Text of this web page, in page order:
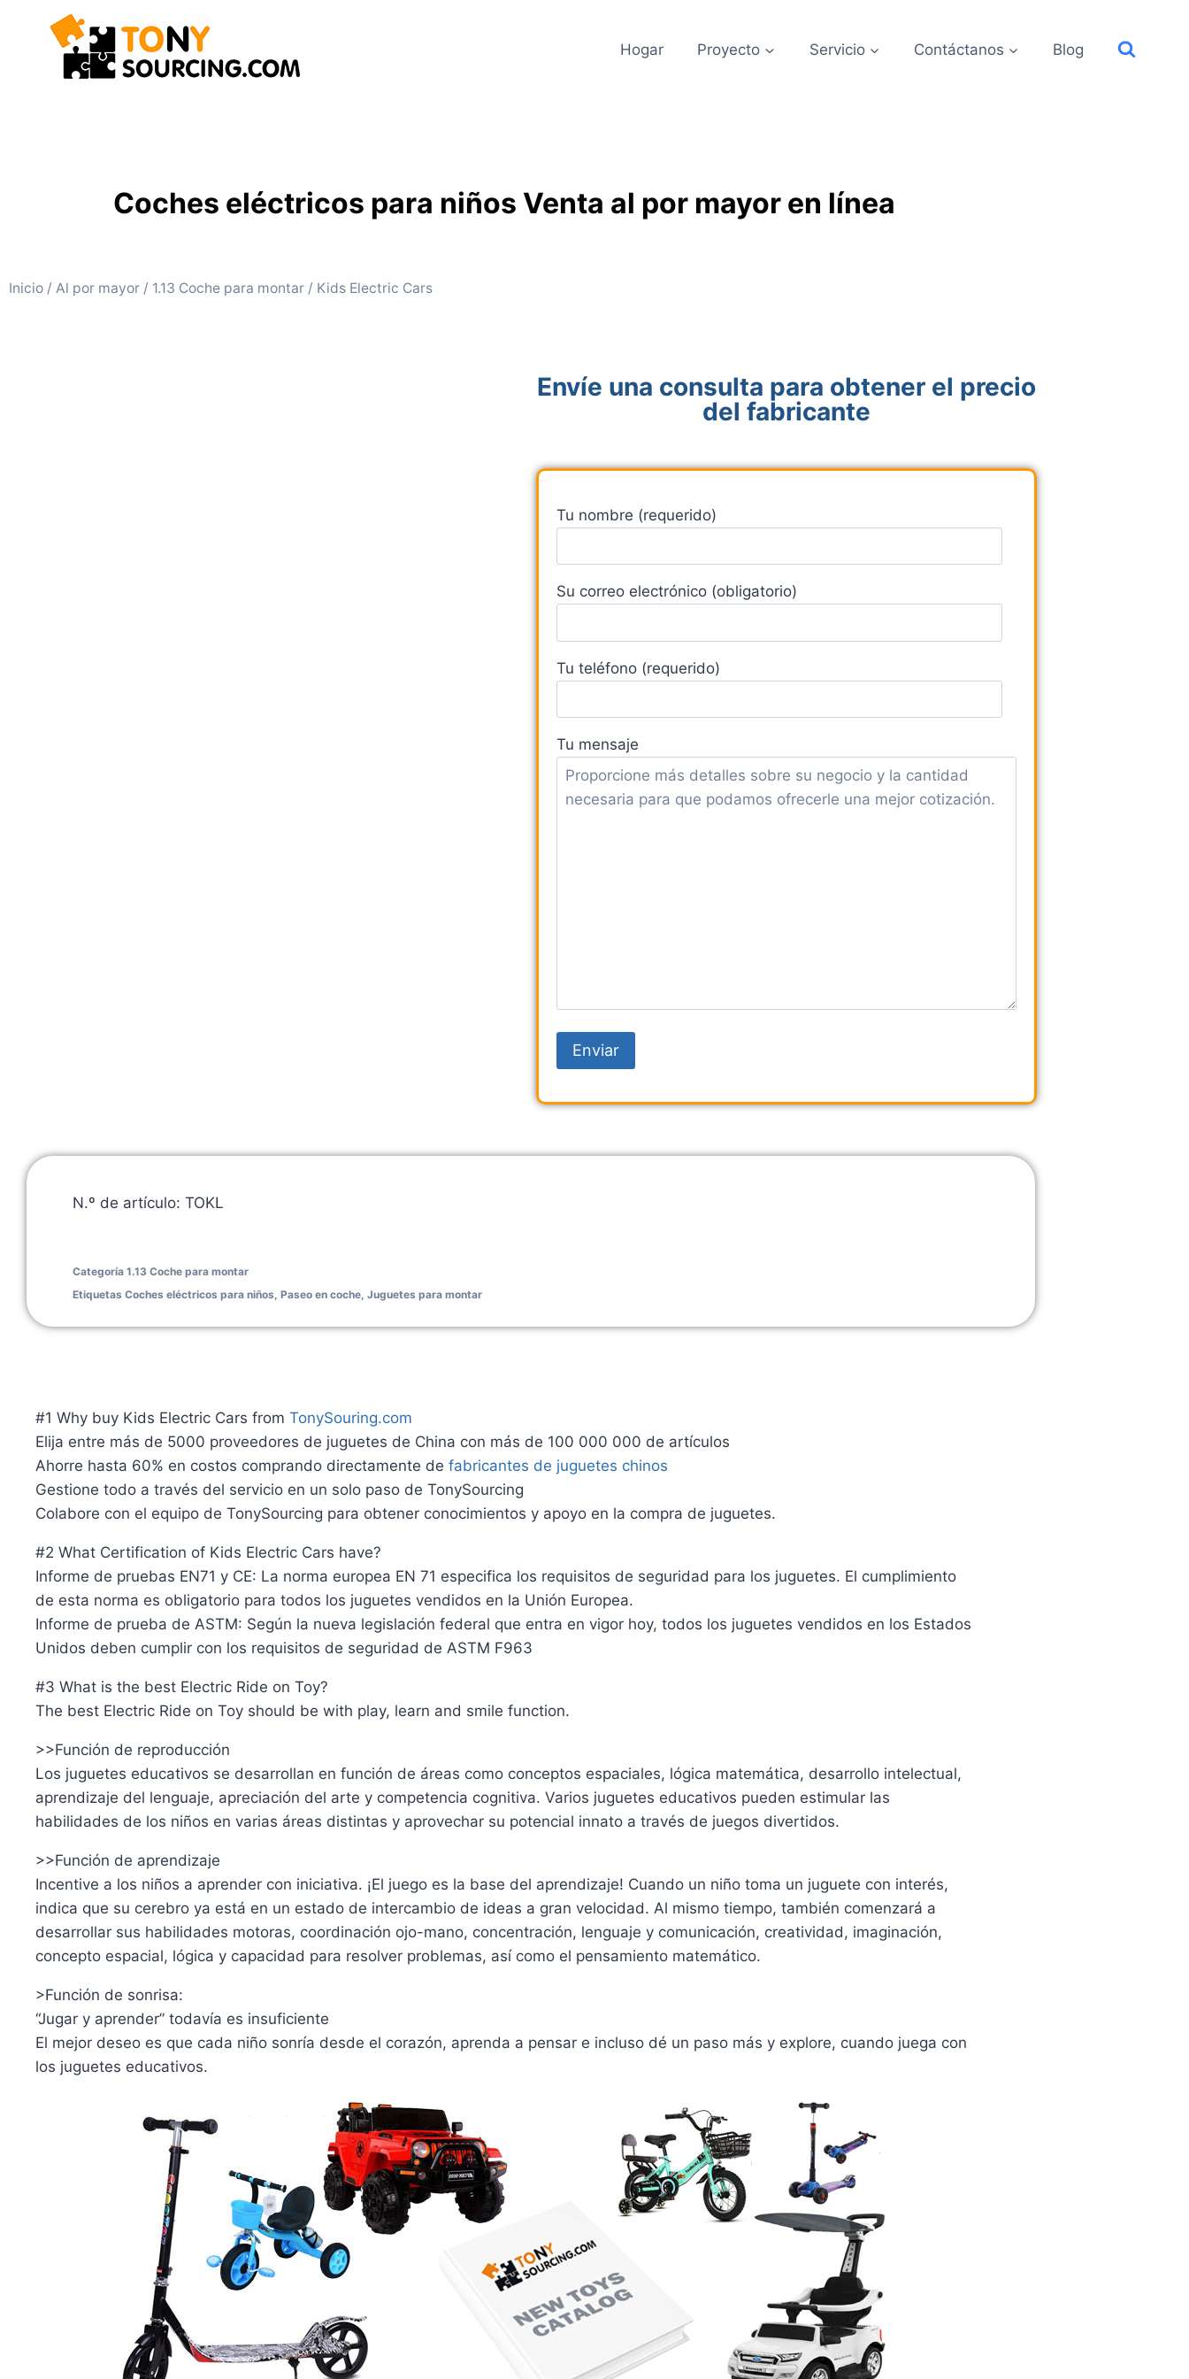
Hogar Proyecto Servicio Contáctanos Blog
Coches eléctricos para niños Venta al por mayor en línea
Inicio / Al por mayor / 1.13 Coche para montar / Kids Electric Cars
Envíe una consulta para obtener el precio
del fabricante
Tu nombre (requerido)
Su correo electrónico (obligatorio)
Tu teléfono (requerido)
Tu mensaje
N.º de artículo: TOKL
Categoría 1.13 Coche para montar
Etiquetas Coches eléctricos para niños, Paseo en coche, Juguetes para montar
#1 Why buy Kids Electric Cars from TonySouring.com
Elija entre más de 5000 proveedores de juguetes de China con más de 100 000 000 de artículos
Ahorre hasta 60% en costos comprando directamente de fabricantes de juguetes chinos
Gestione todo a través del servicio en un solo paso de TonySourcing
Colabore con el equipo de TonySourcing para obtener conocimientos y apoyo en la compra de juguetes.
#2 What Certification of Kids Electric Cars have?
Informe de pruebas EN71 y CE: La norma europea EN 71 especifica los requisitos de seguridad para los juguetes. El cumplimiento
de esta norma es obligatorio para todos los juguetes vendidos en la Unión Europea.
Informe de prueba de ASTM: Según la nueva legislación federal que entra en vigor hoy, todos los juguetes vendidos en los Estados
Unidos deben cumplir con los requisitos de seguridad de ASTM F963
#3 What is the best Electric Ride on Toy?
The best Electric Ride on Toy should be with play, learn and smile function.
>>Función de reproducción
Los juguetes educativos se desarrollan en función de áreas como conceptos espaciales, lógica matemática, desarrollo intelectual,
aprendizaje del lenguaje, apreciación del arte y competencia cognitiva. Varios juguetes educativos pueden estimular las
habilidades de los niños en varias áreas distintas y aprovechar su potencial innato a través de juegos divertidos.
>>Función de aprendizaje
Incentive a los niños a aprender con iniciativa. ¡El juego es la base del aprendizaje! Cuando un niño toma un juguete con interés,
indica que su cerebro ya está en un estado de intercambio de ideas a gran velocidad. Al mismo tiempo, también comenzará a
desarrollar sus habilidades motoras, coordinación ojo-mano, concentración, lenguaje y comunicación, creatividad, imaginación,
concepto espacial, lógica y capacidad para resolver problemas, así como el pensamiento matemático.
>Función de sonrisa:
“Jugar y aprender” todavía es insuficiente
El mejor deseo es que cada niño sonría desde el corazón, aprenda a pensar e incluso dé un paso más y explore, cuando juega con
los juguetes educativos.